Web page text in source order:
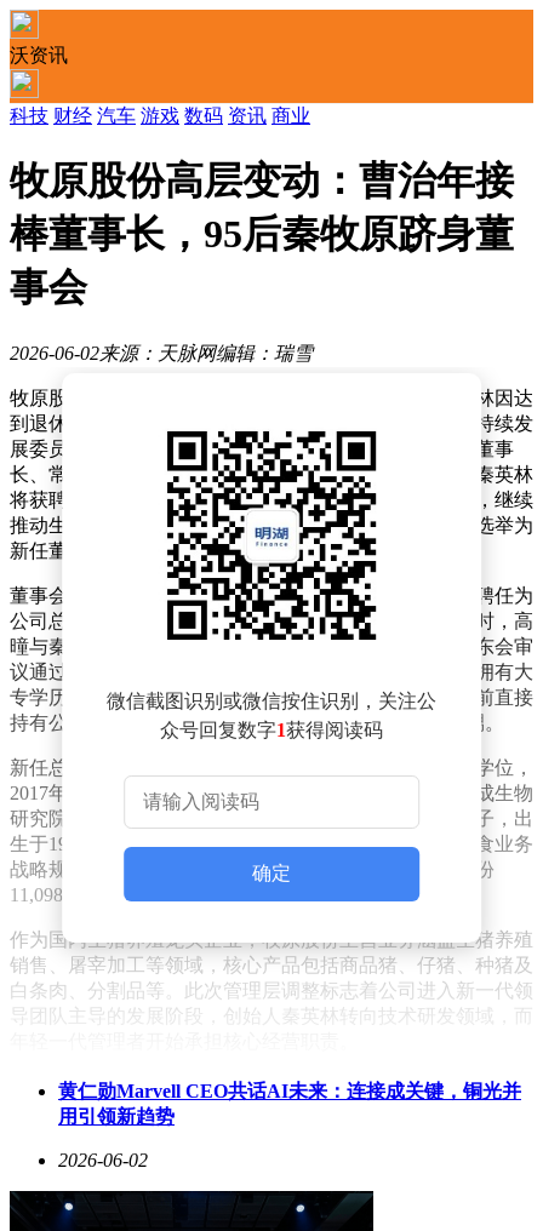
沃资讯
科技 财经 汽车 游戏 数码 资讯 商业
牧原股份高层变动：曹治年接
棒董事长，95后秦牧原跻身董
事会
2026-06-02来源：天脉网编辑：瑞雪
牧原股份近日发布重要人事变动公告，公司创始人秦英林因达
到退休年龄，申请辞去董事、董事长、战略委员会及可持续发
展委员会委员、总裁等职务。与此同时，曹治年辞去副董事
长、常务副总裁及财务负责人职务。根据董事会决议，秦英林
将获聘为终身荣誉董事长，并担任牧原养猪研究院院长，继续
推动生猪养殖技术创新与行业高质量发展；曹治年则被选举为
新任董事长。
董事会第十六次会议审议通过了多项人事任命。高曈被聘任为
公司总裁兼财务负责人，任期至第五届董事会届满；同时，高
曈与秦牧原被提名为非独立董事（执行董事），需经股东会审
议通过后生效。公开资料显示，曹治年出生于1977年，拥有大
专学历，自1998年加入公司以来长期担任董事职务，目前直接
持有公司股份12,544,260股，其亲属关系为董事钱瑛外甥。
新任总裁高曈出生于1994年，持有欧洲高等商学院硕士学位，
2017年加入公司后历任首席财务官、南阳市西湖牧原合成生物
研究院理事等职。秦牧原作为公司实际控制人秦英林之子，出
生于1995年，高中学历，2019年进入公司后主导屠宰肉食业务
战略规划，现任牧原肉食首席执行官，直接持有公司股份
11,098,931股。
作为国内生猪养殖龙头企业，牧原股份主营业务涵盖生猪养殖
销售、屠宰加工等领域，核心产品包括商品猪、仔猪、种猪及
白条肉、分割品等。此次管理层调整标志着公司进入新一代领
导团队主导的发展阶段，创始人秦英林转向技术研发领域，而
微信截图识别或微信按住识别，关注公
众号回复数字1获得阅读码
确定
黄仁勋Marvell CEO共话AI未来：连接成关键，铜光并
用引领新趋势
2026-06-02